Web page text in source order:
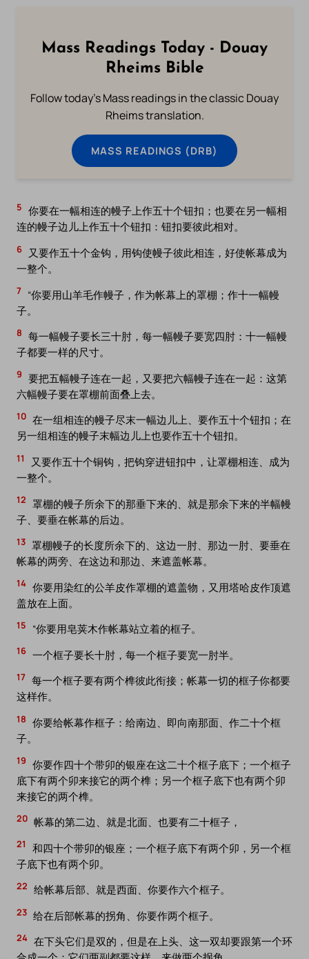
Mass Readings Today - Douay
Rheims Bible
Follow today's Mass readings in the classic Douay
Rheims translation.
MASS READINGS (DRB)
5 你要在一幅相连的幔子上作五十个钮扣；也要在另一幅相
连的幔子边儿上作五十个钮扣：钮扣要彼此相对。
6
又要作五十个金钩，用钩使幔子彼此相连，好使帐幕成为
一整个。
7 “你要用山羊毛作幔子，作为帐幕上的罩棚；作十一幅幔
子。
8 每一幅幔子要长三十肘，每一幅幔子要宽四肘：十一幅幔
子都要一样的尺寸。
9 要把五幅幔子连在一起，又要把六幅幔子连在一起：这第
六幅幔子要在罩棚前面叠上去。
10 在一组相连的幔子尽末一幅边儿上、要作五十个钮扣；在
另一组相连的幔子末幅边儿上也要作五十个钮扣。
11
又要作五十个铜钩，把钩穿进钮扣中，让罩棚相连、成为
一整个。
12 罩棚的幔子所余下的那垂下来的、就是那余下来的半幅幔
子、要垂在帐幕的后边。
13 罩棚幔子的长度所余下的、这边一肘、那边一肘、要垂在
帐幕的两旁、在这边和那边、来遮盖帐幕。
14 你要用染红的公羊皮作罩棚的遮盖物，又用塔哈皮作顶遮
盖放在上面。
15 “你要用皂荚木作帐幕站立着的框子。
16 一个框子要长十肘，每一个框子要宽一肘半。
17 每一个框子要有两个榫彼此衔接；帐幕一切的框子你都要
这样作。
18 你要给帐幕作框子：给南边、即向南那面、作二十个框
子。
19 你要作四十个带卯的银座在这二十个框子底下；一个框子
底下有两个卯来接它的两个榫；另一个框子底下也有两个卯
来接它的两个榫。
20 帐幕的第二边、就是北面、也要有二十框子，
21
和四十个带卯的银座；一个框子底下有两个卯，另一个框
子底下也有两个卯。
22 给帐幕后部、就是西面、你要作六个框子。
23 给在后部帐幕的拐角、你要作两个框子。
24 在下头它们是双的，但是在上头、这一双却要跟第一个环